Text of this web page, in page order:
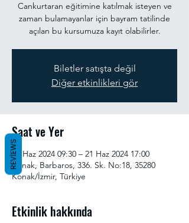
Cankurtaran eğitimine katılmak isteyen ve
zaman bulamayanlar için bayram tatilinde
açılan bu kursumuza kayıt olabilirler.
Biletler satışta değil
Diğer etkinlikleri gör
Saat ve Yer
17 Haz 2024 09:30 – 21 Haz 2024 17:00
Konak, Barbaros, 336. Sk. No:18, 35280
Konak/İzmir, Türkiye
Etkinlik hakkında
REVIEWS